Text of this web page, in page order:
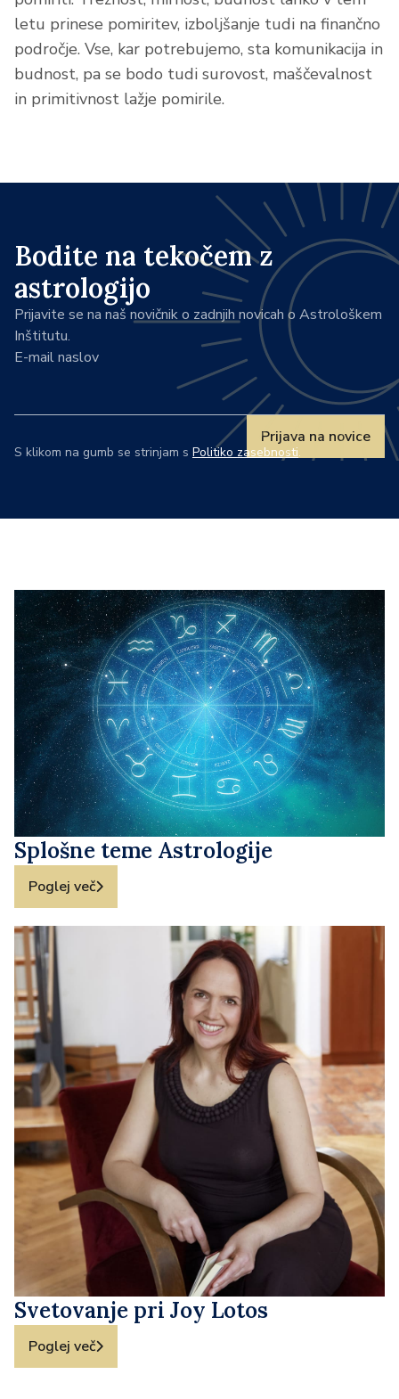
letu prinese pomiritev, izboljšanje tudi na finančno
področje. Vse, kar potrebujemo, sta komunikacija in
budnost, pa se bodo tudi surovost, maščevalnost
in primitivnost lažje pomirile.
Bodite na tekočem z
astrologijo
Prijavite se na naš novičnik o zadnjih novicah o Astrološkem
Inštitutu.
E-mail naslov
Prijava na novice
S klikom na gumb se strinjam s Politiko zasebnosti.
Splošne teme Astrologije
Poglej več
Svetovanje pri Joy Lotos
Poglej več